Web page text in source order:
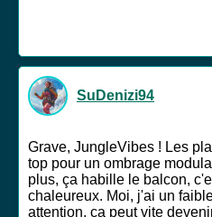
SuDenizi94
Grave, JungleVibes ! Les
top pour un ombrage
plus, ça habille le balcon,
chaleureux. Moi, j'ai un
attention, ça peut vite